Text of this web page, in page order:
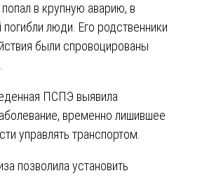
в крупную аварию, в
погибли люди. Его родственники
были спровоцированы
ПСПЭ выявила
временно лишившее
управлять транспортом.
позволила установить